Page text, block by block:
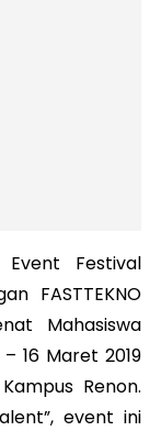
Festival
FASTTEKNO
Mahasiswa
16 Maret 2019
Renon.
event ini